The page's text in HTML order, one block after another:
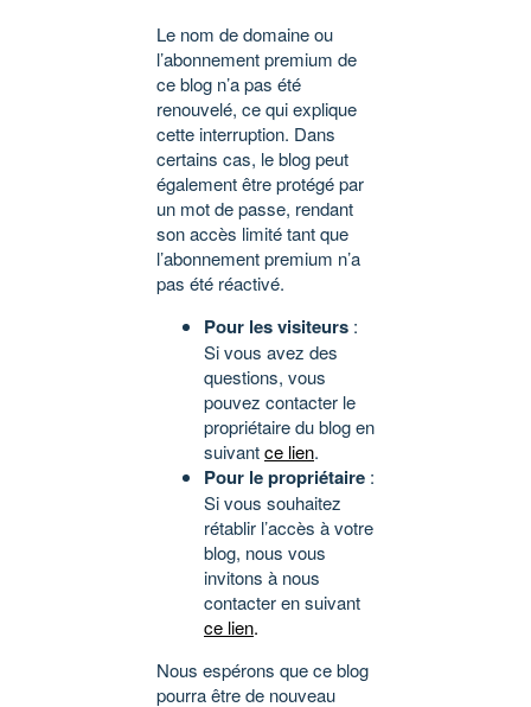
Le nom de domaine ou
l’abonnement premium de
ce blog n’a pas été
renouvelé, ce qui explique
cette interruption. Dans
certains cas, le blog peut
également être protégé par
un mot de passe, rendant
son accès limité tant que
l’abonnement premium n’a
pas été réactivé.
Pour les visiteurs :
Si vous avez des
questions, vous
pouvez contacter le
propriétaire du blog en
suivantce lien.
Pour le propriétaire :
Si vous souhaitez
rétablir l’accès à votre
blog, nous vous
invitons à nous
contacter en suivant
ce lien.
Nous espérons que ce blog
pourra être de nouveau